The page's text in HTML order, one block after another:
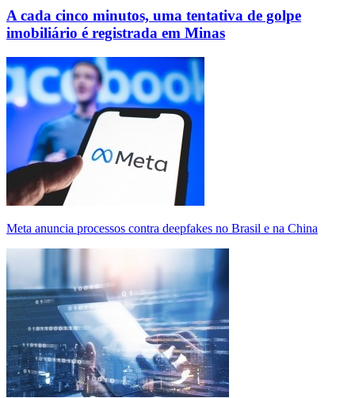
A cada cinco minutos, uma tentativa de golpe
imobiliário é registrada em Minas
Meta anuncia processos contra deepfakes no Brasil e na China